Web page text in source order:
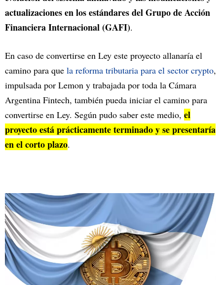
actualizaciones en los estándares del Grupo de Acción
Financiera Internacional (GAFI).
En caso de convertirse en Ley este proyecto allanaría el
camino para que la reforma tributaria para el sector crypto,
impulsada por Lemon y trabajada por toda la Cámara
Argentina Fintech, también pueda iniciar el camino para
convertirse en Ley. Según pudo saber este medio, el
proyecto está prácticamente terminado y se presentaría
en el corto plazo.